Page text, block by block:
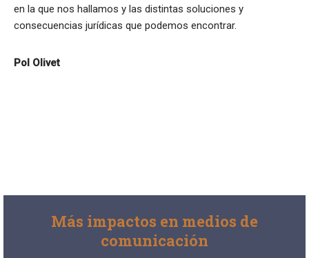
en la que nos hallamos y las distintas soluciones y
consecuencias jurídicas que podemos encontrar.
Pol Olivet
Más impactos en medios de
comunicación